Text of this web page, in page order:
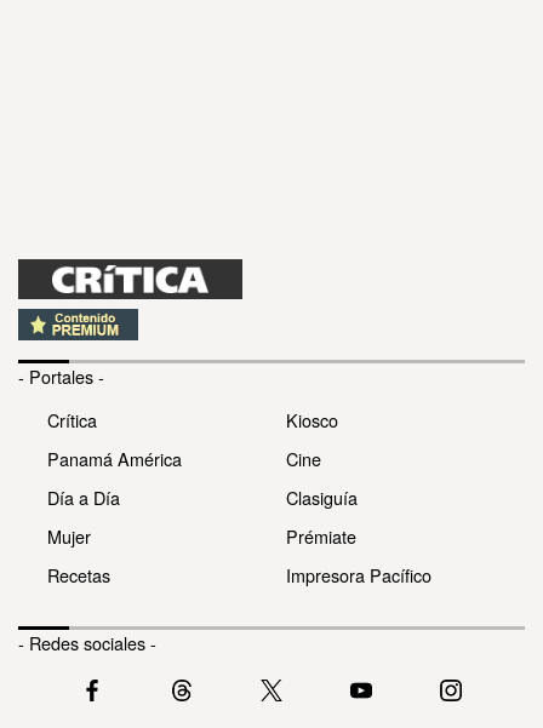
- Portales -
Crítica
Panamá América
Día a Día
Mujer
Recetas
Kiosco
Cine
Clasiguía
Prémiate
Impresora Pacífico
- Redes sociales -